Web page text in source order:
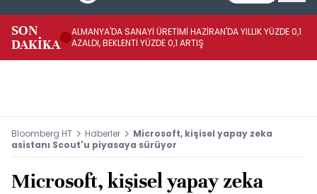
SON
DAKİKA
ALMANYA'DA SANAYİ ÜRETİMİ HAZİRAN'DA YILLIK YÜZDE 0,1
AZALDI, BEKLENTİ YÜZDE 0,1 ARTIŞ
Bloomberg HT Haberler
Microsoft, kişisel yapay zeka
asistanı Scout'u piyasaya sürüyor
Microsoft, kişisel yapay zeka